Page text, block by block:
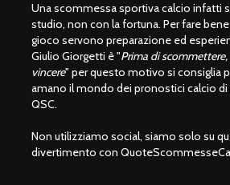
Una scommessa sportiva calcio infatti
studio, non con la fortuna. Per fare
gioco servono preparazione ed
Giulio Giorgetti è "Prima di
vincere" per questo motivo si consiglia
amano il mondo dei pronostici calcio di
QSC.
Non utilizziamo social, siamo solo su
divertimento con